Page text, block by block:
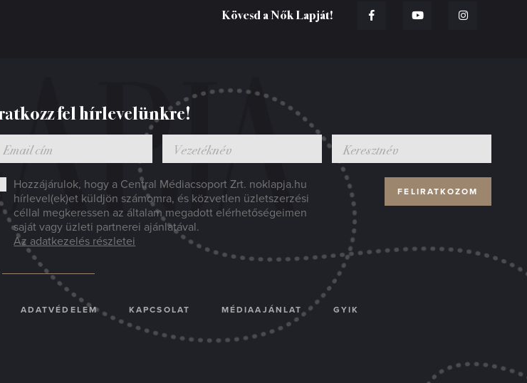
Kövesd a Nők Lapját!
fel hírlevelünkre!
Hozzájárulok, hogy a Central Médiacsoport Zrt. noklapja.hu
hírlevel(ek)et küldjön számomra, és közvetlen üzletszerzési
céllal megkeressen az általam megadott elérhetőségeimen
saját vagy üzleti partnerei ajánlatával.
Az adatkezelés részletei
ADATVÉDELEM KAPCSOLAT MÉDIAAJÁNLAT GYIK